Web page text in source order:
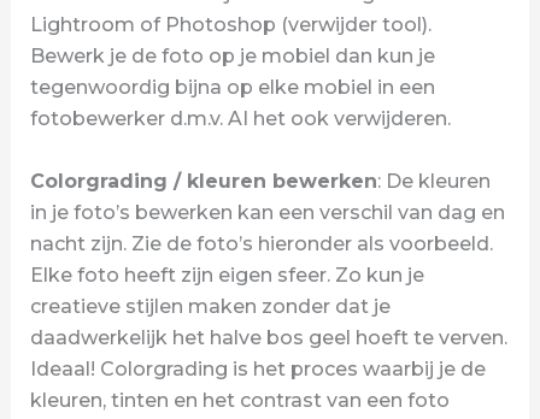
Lightroom of Photoshop (verwijder tool).
Bewerk je de foto op je mobiel dan kun je
tegenwoordig bijna op elke mobiel in een
fotobewerker d.m.v. AI het ook verwijderen.
Colorgrading / kleuren bewerken: De kleuren
in je foto’s bewerken kan een verschil van dag en
nacht zijn. Zie de foto’s hieronder als voorbeeld.
Elke foto heeft zijn eigen sfeer. Zo kun je
creatieve stijlen maken zonder dat je
daadwerkelijk het halve bos geel hoeft te verven.
Ideaal! Colorgrading is het proces waarbij je de
kleuren, tinten en het contrast van een foto